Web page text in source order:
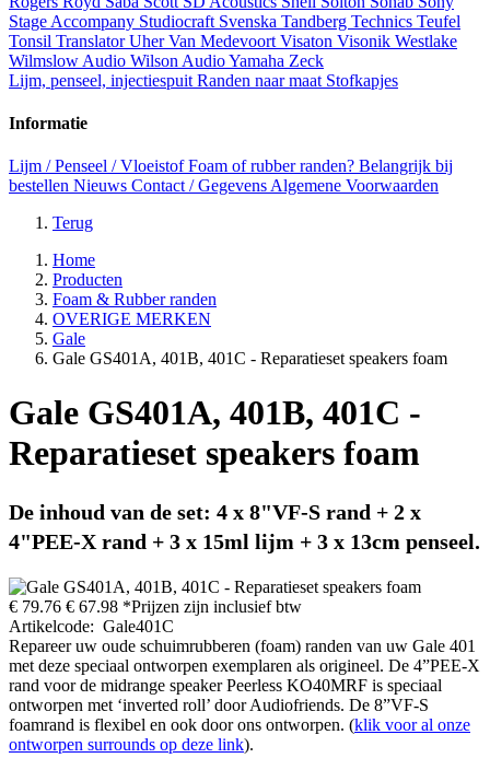
Stage Accompany Studiocraft Svenska Tandberg Technics Teufel
Tonsil TranslatorUherVan Medevoort Visaton Visonik Westlake
Wilmslow Audio Wilson AudioYamaha Zeck
Lijm, penseel, injectiespuit Randen naar maat Stofkapjes
Informatie
Lijm / Penseel / VloeistofFoam of rubber randen? Belangrijk bij
bestellen Nieuws Contact / Gegevens Algemene Voorwaarden
Terug
Home
Producten
Foam & Rubber randen
OVERIGE MERKEN
Gale
Gale GS401A, 401B, 401C - Reparatieset speakers foam
Gale GS401A, 401B, 401C -
Reparatieset speakers foam
De inhoud van de set: 4 x 8"VF-S rand + 2 x
4"PEE-X rand + 3 x 15ml lijm + 3 x 13cm penseel.
€ 79.76 € 67.98 *Prijzen zijn inclusief btw
Artikelcode: Gale401C
Repareer uw oude schuimrubberen (foam) randen van uw Gale 401
met deze speciaal ontworpen exemplaren als origineel. De 4”PEE-X
rand voor de midrange speaker Peerless KO40MRF is speciaal
ontworpen met ‘inverted roll’ door Audiofriends. De 8”VF-S
foamrand is flexibel en ook door ons ontworpen. (klik voor al onze
ontworpen surrounds op deze link).